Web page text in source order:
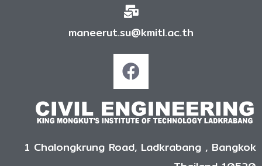
maneerut.su@kmitl.ac.th
1 Chalongkrung Road, Ladkrabang , Bangkok